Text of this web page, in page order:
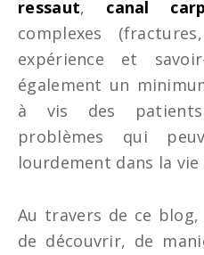
ressaut, canal
complexes
expérience et
également un
à vis des
problèmes qui
lourdement dans la
Au travers de ce
de découvrir, de